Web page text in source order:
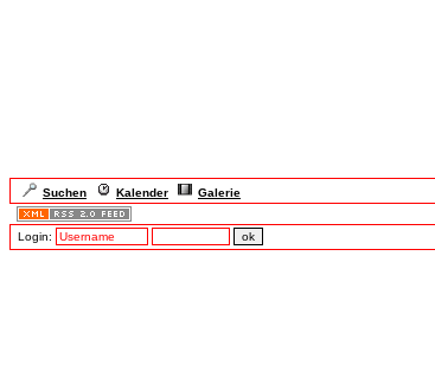
Suchen Kalender Galerie
Login: